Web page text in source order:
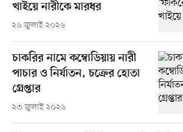
খাইয়ে নারীকে মারধর
২৬ জুলাই ২০২৬
চাকরির নামে কম্বোডিয়ায় নারী
পাচার ও নির্যাতন, চক্রের হোতা
গ্রেপ্তার
২৩ জুলাই ২০২৬